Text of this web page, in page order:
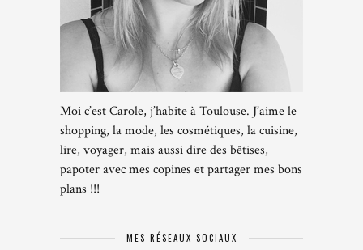
Moi c’est Carole, j’habite à Toulouse. J’aime le
shopping, la mode, les cosmétiques, la cuisine,
lire, voyager, mais aussi dire des bêtises,
papoter avec mes copines et partager mes bons
plans !!!
MES RÉSEAUX SOCIAUX